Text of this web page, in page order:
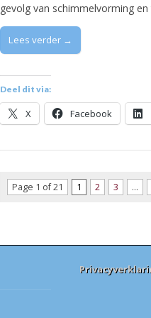
gevolg van schimmelvorming
Lees verder →
Deel dit via:
X Facebook
Page 1 of 21 1 2 3 …